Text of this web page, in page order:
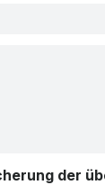
der